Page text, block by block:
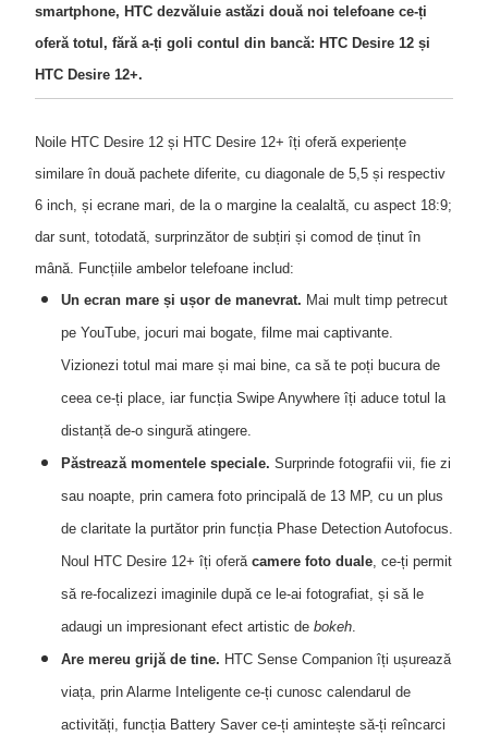
smartphone, HTC dezvăluie astăzi două noi telefoane ce-ți
oferă totul, fără a-ți goli contul din bancă: HTC Desire 12 și
HTC Desire 12+.
Noile HTC Desire 12 și HTC Desire 12+ îți oferă experiențe
similare în două pachete diferite, cu diagonale de 5,5 și respectiv
6 inch, și ecrane mari, de la o margine la cealaltă, cu aspect 18:9;
dar sunt, totodată, surprinzător de subțiri și comod de ținut în
mână. Funcțiile ambelor telefoane includ:
Un ecran mare și ușor de manevrat. Mai mult timp petrecut
pe YouTube, jocuri mai bogate, filme mai captivante.
Vizionezi totul mai mare și mai bine, ca să te poți bucura de
ceea ce-ți place, iar funcția Swipe Anywhere îți aduce totul la
distanță de-o singură atingere.
Păstrează momentele speciale. Surprinde fotografii vii, fie zi
sau noapte, prin camera foto principală de 13 MP, cu un plus
de claritate la purtător prin funcția Phase Detection Autofocus.
Noul HTC Desire 12+ îți oferă camere foto duale, ce-ți permit
să re-focalizezi imaginile după ce le-ai fotografiat, și să le
adaugi un impresionant efect artistic de bokeh.
Are mereu grijă de tine. HTC Sense Companion îți ușurează
viața, prin Alarme Inteligente ce-ți cunosc calendarul de
activități, funcția Battery Saver ce-ți amintește să-ți reîncarci